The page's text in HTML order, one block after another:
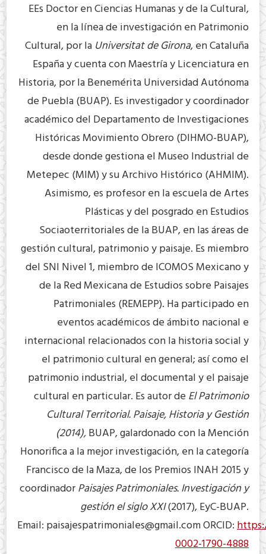
EEs Doctor en Ciencias Humanas y de la Cultural,
en la línea de investigación en Patrimonio
Cultural, por la Universitat de Girona, en Cataluña
España y cuenta con Maestría y Licenciatura en
Historia, por la Benemérita Universidad Autónoma
de Puebla (BUAP). Es investigador y coordinador
académico del Departamento de Investigaciones
Históricas Movimiento Obrero (DIHMO-BUAP),
desde donde gestiona el Museo Industrial de
Metepec (MIM) y su Archivo Histórico (AHMIM).
Asimismo, es profesor en la escuela de Artes
Plásticas y del posgrado en Estudios
Sociaoterritoriales de la BUAP, en las áreas de
gestión cultural, patrimonio y paisaje. Es miembro
del SNI Nivel 1, miembro de ICOMOS Mexicano y
de la Red Mexicana de Estudios sobre Paisajes
Patrimoniales (REMEPP). Ha participado en
eventos académicos de ámbito nacional e
internacional relacionados con la historia social y
el patrimonio cultural en general; así como el
patrimonio industrial, el documental y el paisaje
cultural en particular. Es autor de El Patrimonio
Cultural Territorial. Paisaje, Historia y Gestión
(2014),BUAP, galardonado con la Mención
Honorifica a la mejor investigación, en la categoría
Francisco de la Maza, de los Premios INAH 2015 y
coordinadorPaisajes Patrimoniales. Investigación y
gestión el siglo XXI(2017), EyC-BUAP.
Email: paisajespatrimoniales@gmail.comORCID:
0002-1790-4888